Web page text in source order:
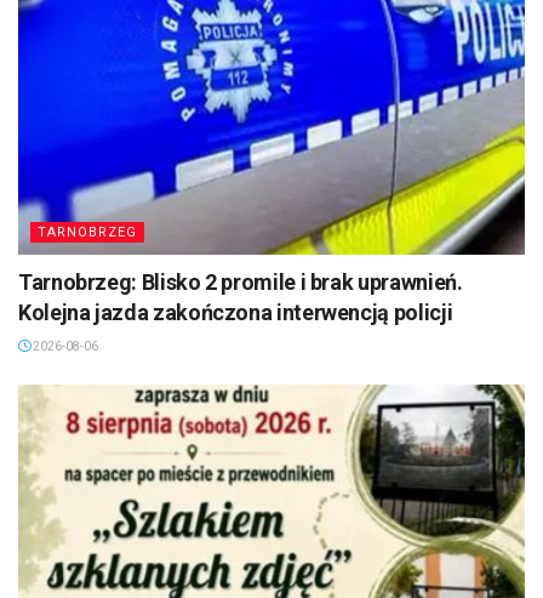
TARNOBRZEG
Tarnobrzeg: Blisko 2 promile i brak uprawnień.
Kolejna jazda zakończona interwencją policji
2026-08-06